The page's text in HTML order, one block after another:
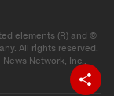
elements (R) and ©
All rights reserved.
Network, Inc.,